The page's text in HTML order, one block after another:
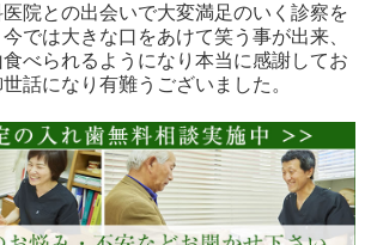
院との出会いで大変満足のいく診察を
では大きな口をあけて笑う事が出来、
べられるようになり本当に感謝してお
話になり有難うございました。